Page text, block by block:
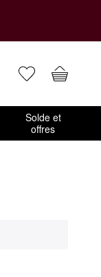
Solde et
offres